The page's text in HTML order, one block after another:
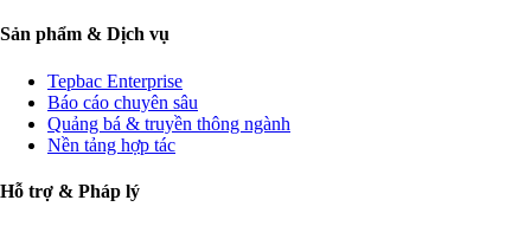
Sản phẩm & Dịch vụ
Tepbac Enterprise
Báo cáo chuyên sâu
Quảng bá & truyền thông ngành
Nền tảng hợp tác
Hỗ trợ & Pháp lý